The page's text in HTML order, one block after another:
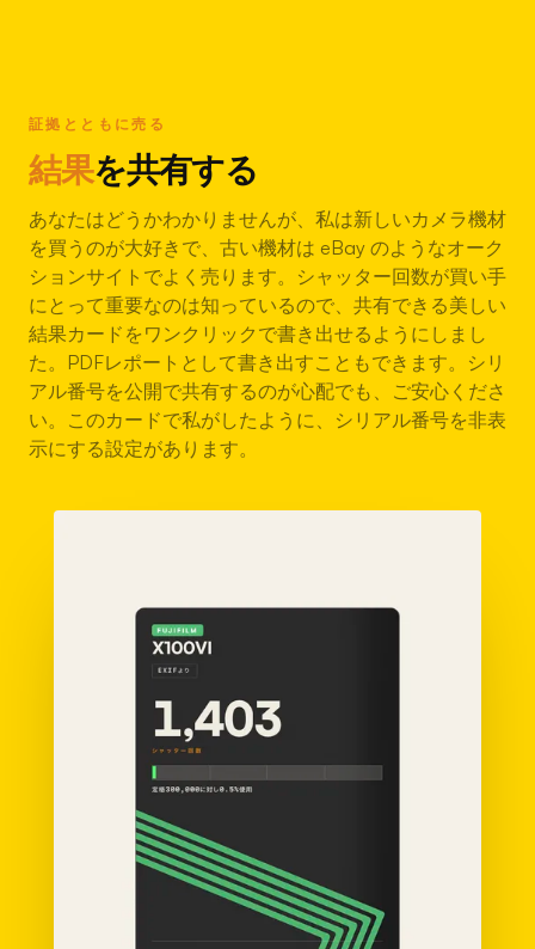
証拠とともに売る
結果を共有する
あなたはどうかわかりませんが、私は新しいカメラ機材
を買うのが大好きで、古い機材は eBay のようなオーク
ションサイトでよく売ります。シャッター回数が買い手
にとって重要なのは知っているので、共有できる美しい
結果カードをワンクリックで書き出せるようにしまし
た。PDFレポートとして書き出すこともできます。シリ
アル番号を公開で共有するのが心配でも、ご安心くださ
い。このカードで私がしたように、シリアル番号を非表
示にする設定があります。